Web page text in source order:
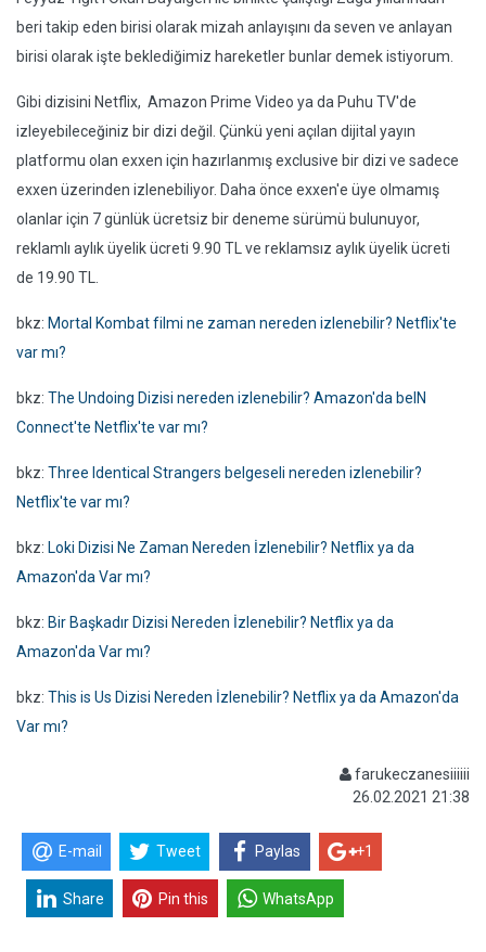
beri takip eden birisi olarak mizah anlayışını da seven ve anlayan
birisi olarak işte beklediğimiz hareketler bunlar demek istiyorum.
Gibi dizisini Netflix, Amazon Prime Video ya da Puhu TV'de
izleyebileceğiniz bir dizi değil. Çünkü yeni açılan dijital yayın
platformu olan exxen için hazırlanmış exclusive bir dizi ve sadece
exxen üzerinden izlenebiliyor. Daha önce exxen'e üye olmamış
olanlar için 7 günlük ücretsiz bir deneme sürümü bulunuyor,
reklamlı aylık üyelik ücreti 9.90 TL ve reklamsız aylık üyelik ücreti
de 19.90 TL.
bkz: Mortal Kombat filmi ne zaman nereden izlenebilir? Netflix'te
var mı?
bkz: The Undoing Dizisi nereden izlenebilir? Amazon'da beIN
Connect'te Netflix'te var mı?
bkz: Three Identical Strangers belgeseli nereden izlenebilir?
Netflix'te var mı?
bkz: Loki Dizisi Ne Zaman Nereden İzlenebilir? Netflix ya da
Amazon'da Var mı?
bkz: Bir Başkadır Dizisi Nereden İzlenebilir? Netflix ya da
Amazon'da Var mı?
bkz: This is Us Dizisi Nereden İzlenebilir? Netflix ya da Amazon'da
Var mı?
farukeczanesiiiiii
26.02.2021 21:38
E-mail Tweet Paylas +1
Share Pin this WhatsApp